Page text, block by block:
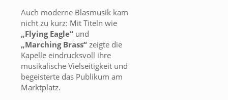
Auch moderne Blasmusik kam
nicht zu kurz: Mit Titeln wie
„Flying Eagle“ und
„Marching Brass“ zeigte die
Kapelle eindrucksvoll ihre
musikalische Vielseitigkeit und
begeisterte das Publikum am
Marktplatz.